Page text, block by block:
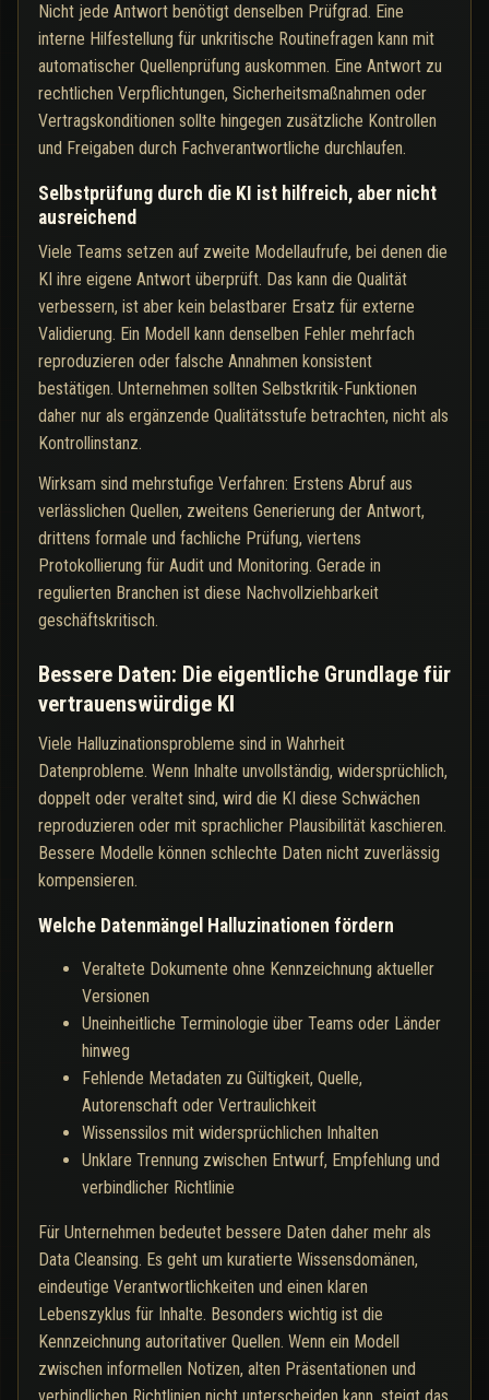
Nicht jede Antwort benötigt denselben Prüfgrad. Eine
interne Hilfestellung für unkritische Routinefragen kann mit
automatischer Quellenprüfung auskommen. Eine Antwort zu
rechtlichen Verpflichtungen, Sicherheitsmaßnahmen oder
Vertragskonditionen sollte hingegen zusätzliche Kontrollen
und Freigaben durch Fachverantwortliche durchlaufen.
Selbstprüfung durch die KI ist hilfreich, aber nicht
ausreichend
Viele Teams setzen auf zweite Modellaufrufe, bei denen die
KI ihre eigene Antwort überprüft. Das kann die Qualität
verbessern, ist aber kein belastbarer Ersatz für externe
Validierung. Ein Modell kann denselben Fehler mehrfach
reproduzieren oder falsche Annahmen konsistent
bestätigen. Unternehmen sollten Selbstkritik-Funktionen
daher nur als ergänzende Qualitätsstufe betrachten, nicht als
Kontrollinstanz.
Wirksam sind mehrstufige Verfahren: Erstens Abruf aus
verlässlichen Quellen, zweitens Generierung der Antwort,
drittens formale und fachliche Prüfung, viertens
Protokollierung für Audit und Monitoring. Gerade in
regulierten Branchen ist diese Nachvollziehbarkeit
geschäftskritisch.
Bessere Daten: Die eigentliche Grundlage für
vertrauenswürdige KI
Viele Halluzinationsprobleme sind in Wahrheit
Datenprobleme. Wenn Inhalte unvollständig, widersprüchlich,
doppelt oder veraltet sind, wird die KI diese Schwächen
reproduzieren oder mit sprachlicher Plausibilität kaschieren.
Bessere Modelle können schlechte Daten nicht zuverlässig
kompensieren.
Welche Datenmängel Halluzinationen fördern
Veraltete Dokumente ohne Kennzeichnung aktueller
Versionen
Uneinheitliche Terminologie über Teams oder Länder
hinweg
Fehlende Metadaten zu Gültigkeit, Quelle,
Autorenschaft oder Vertraulichkeit
Wissenssilos mit widersprüchlichen Inhalten
Unklare Trennung zwischen Entwurf, Empfehlung und
verbindlicher Richtlinie
Für Unternehmen bedeutet bessere Daten daher mehr als
Data Cleansing. Es geht um kuratierte Wissensdomänen,
eindeutige Verantwortlichkeiten und einen klaren
Lebenszyklus für Inhalte. Besonders wichtig ist die
Kennzeichnung autoritativer Quellen. Wenn ein Modell
zwischen informellen Notizen, alten Präsentationen und